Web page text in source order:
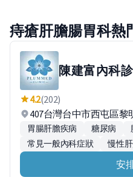
痔瘡肝膽腸胃科熱
陳建富內科
4.2(202)
407台灣台中市西屯區黎
胃腸肝膽疾病 糖尿病
常見一般內科症狀
慢性
安